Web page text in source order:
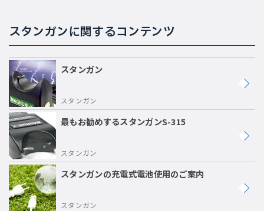
スタンガンに関するコンテンツ
スタンガン
スタンガン
最もお勧めするスタンガンS-315
スタンガン
スタンガンの充電式電池使用のご案内
スタンガン